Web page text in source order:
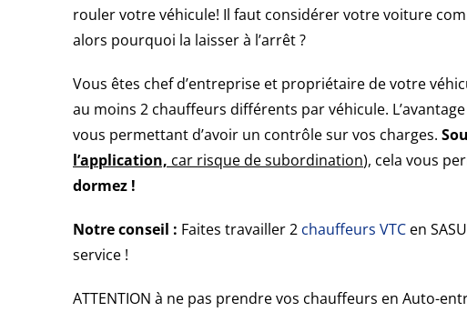
rouler votre véhicule! Il faut considérer votre voiture
alors pourquoi la laisser à l’arrêt ?
Vous êtes chef d’entreprise et propriétaire de votre
au moins 2 chauffeurs différents par véhicule.
vous permettant d’avoir un contrôle sur vos charges.
l’application, car risque de subordination), cela vous
dormez !
Notre conseil : Faites travailler 2 chauffeurs VTC en
service !
ATTENTION à ne pas prendre vos chauffeurs en Auto-